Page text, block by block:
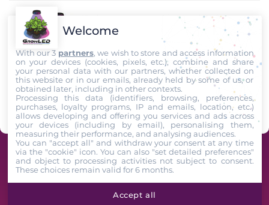
Rejoignez nous surTIKTOK,Youtube etFacebook!
Suivez-Nous
GrowLED - Équipe de passionnés horticoles à votre service depuis 2009 -
2026. All Rights Reserved
Welcome
With our 3 partners, we wish to store and access information
on your devices (cookies, pixels, etc.), combine and share
your personal data with our partners, whether collected on
this website or in our emails, already held by some of us, or
obtained later, including in other contexts.
Processing this data (identifiers, browsing, preferences,
purchases, loyalty programs, IP and emails, location, etc.)
allows developing and offering you services and ads across
your devices (including by email), personalising them,
measuring their performance, and analysing audiences.
You can "accept all" and withdraw your consent at any time
via the "cookie" icon. You can also "set detailed preferences"
and object to processing activities not subject to consent.
These choices remain valid for 6 months.
Accept all